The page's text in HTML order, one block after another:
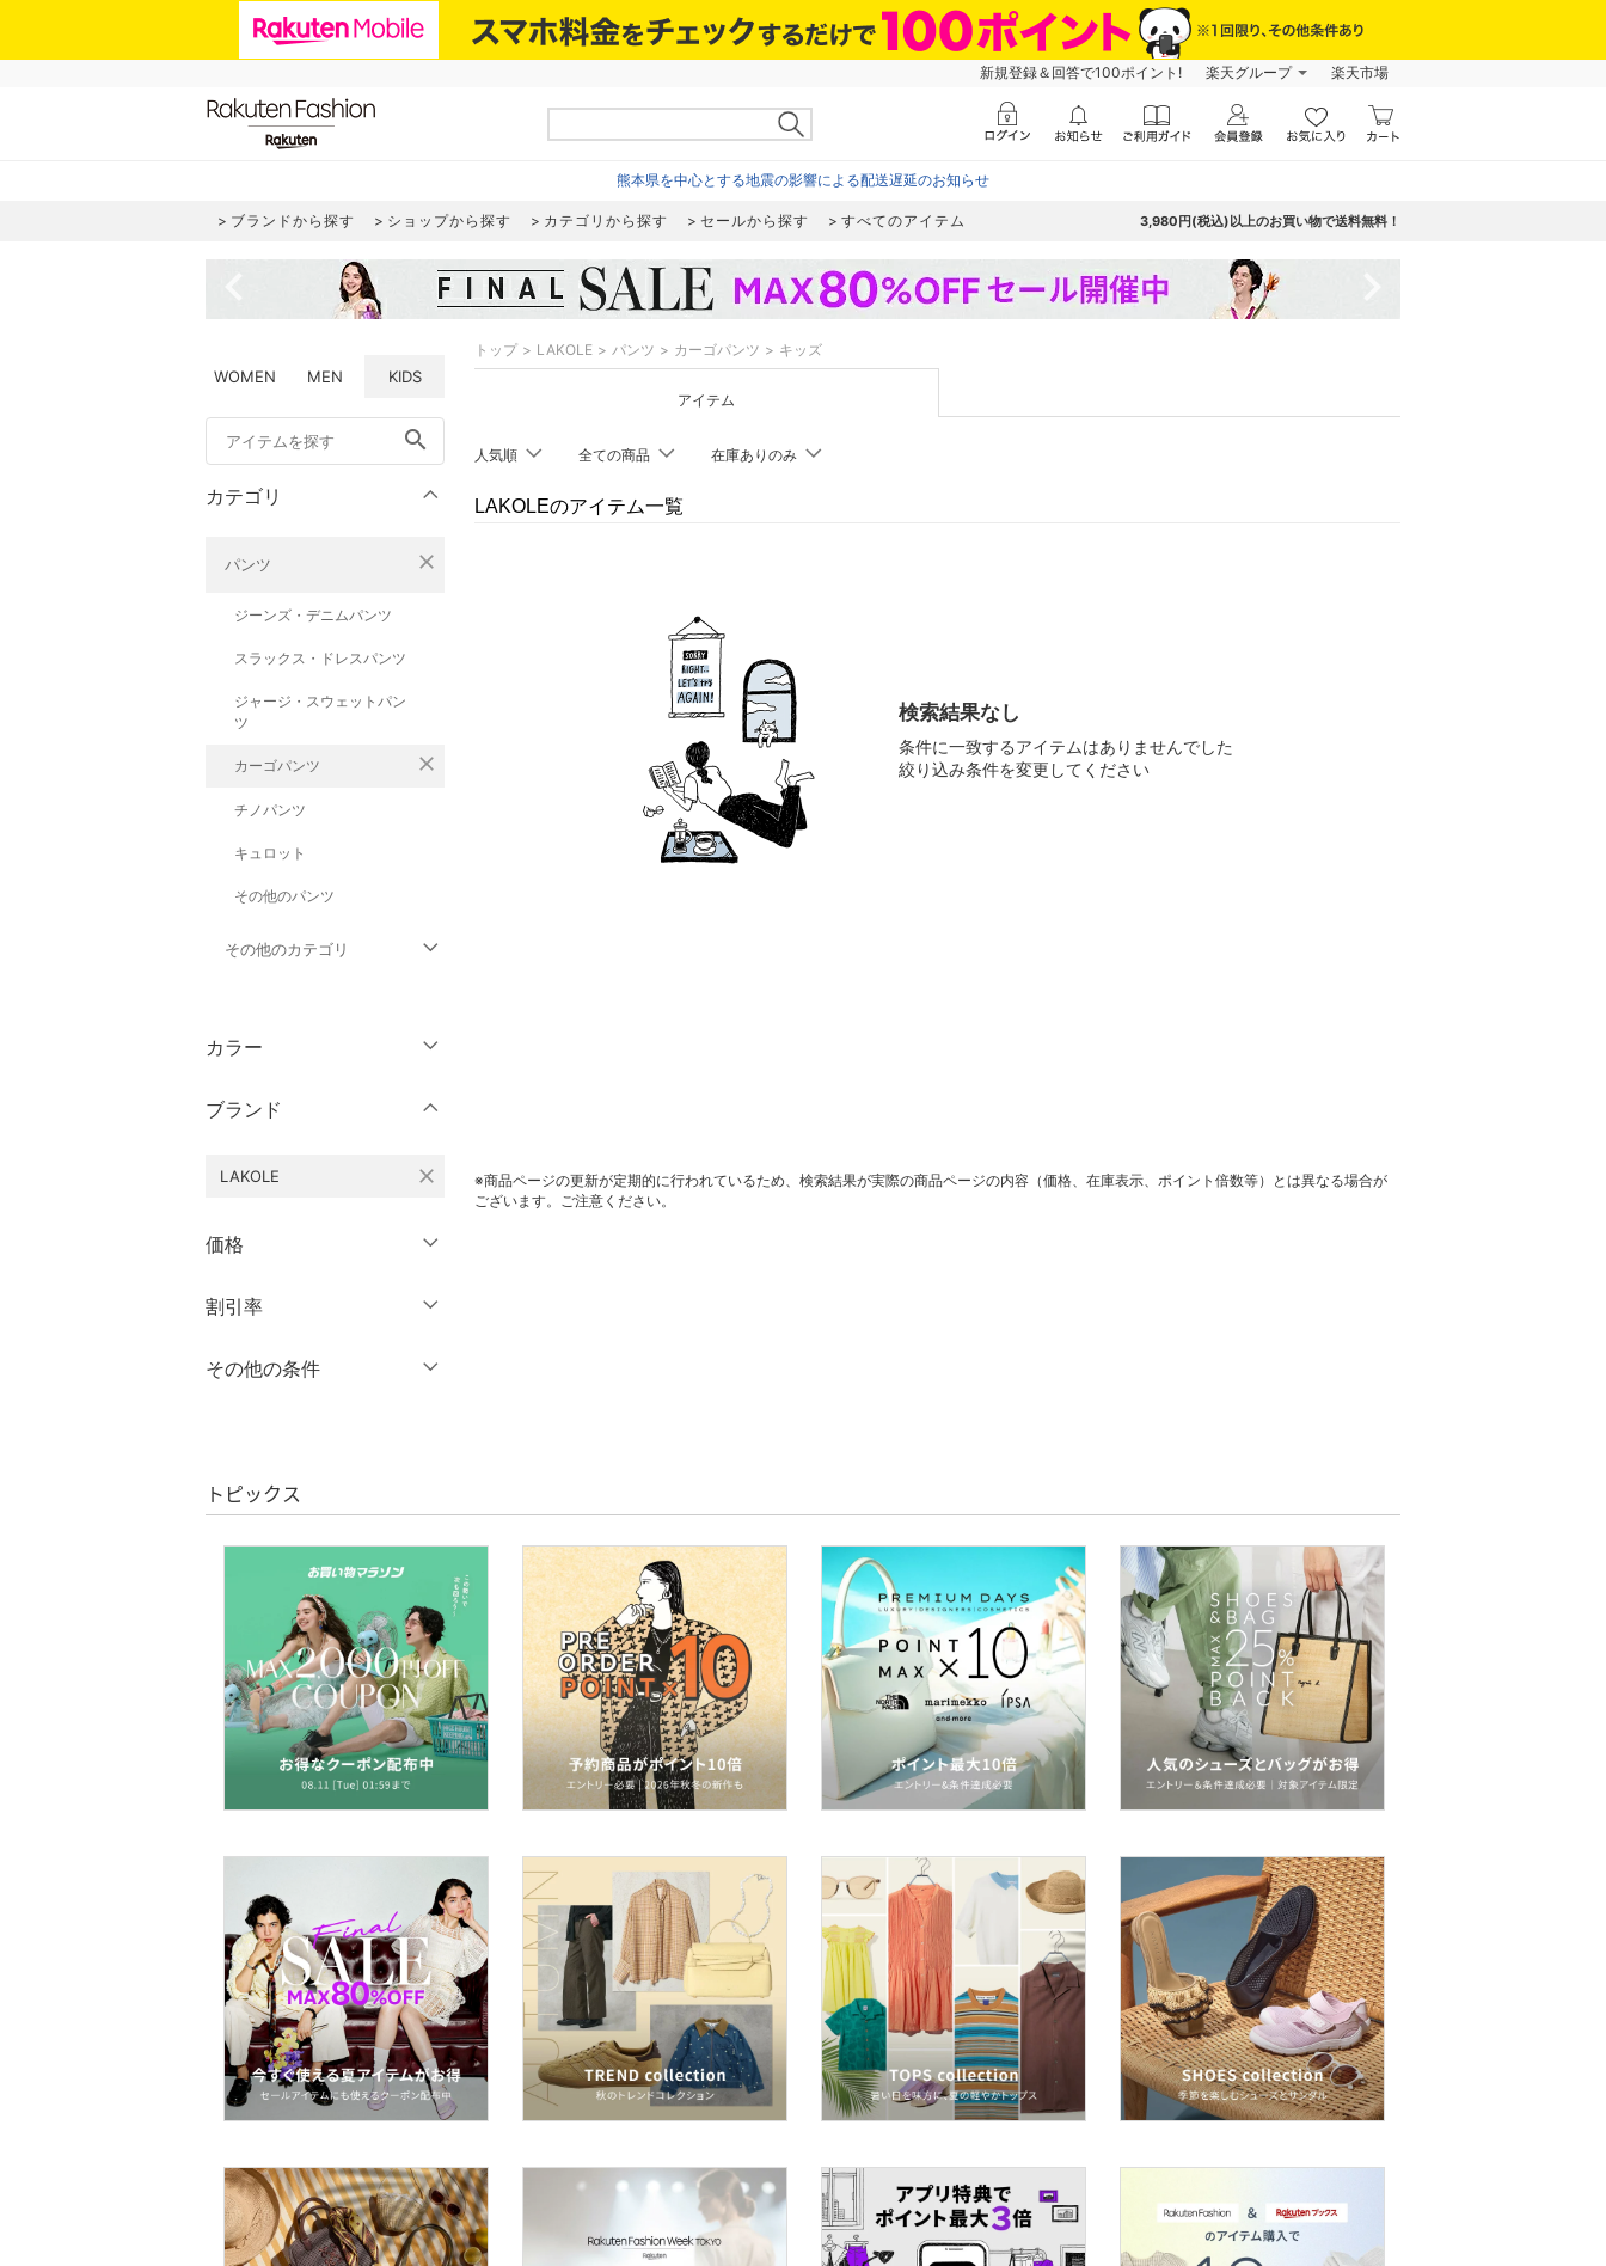
新規登録＆回答で100ポイント! 楽天グループ 楽天市場
熊本県を中心とする地震の影響による配送遅延のお知らせ
ブランドから探す ショップから探す カテゴリから探す セールから探す すべてのアイテム 3,980円(税込)以上のお買い物で送料無料！
WOMEN MEN KIDS
search
カテゴリ
パンツ close
ジーンズ・デニムパンツ
スラックス・ドレスパンツ
ジャージ・スウェットパン
ツ
カーゴパンツ close
チノパンツ
キュロット
その他のパンツ
その他のカテゴリ
ワンピース・ドレス
スカート
オールインワン・オーバ
ーオール
バッグ
シューズ・靴
アクセサリー・腕時計
財布・ポーチ・ケース
帽子
ヘアアクセサリー
マタニティウェア・ベビ
スーツ・フォーマル
水着・スイムグッズ
着物・浴衣・和装小物
スキンケア
ボディケア・オーラルケ
ヘアケア
食器・調理器具・キッチ
カラー
クリア
ブランド
LAKOLE close
価格
絞り込み
割引率
％OFF～ ％OFF
その他の条件
クリア 絞り込み
トップ LAKOLE パンツ カーゴパンツ キッズ
アイテム
人気順 全ての商品 在庫ありのみ
LAKOLEのアイテム一覧
検索結果なし
条件に一致するアイテムはありませんでした
絞り込み条件を変更してください
※商品ページの更新が定期的に行われているため、検索結果が実際の商品ページの内容（価格、在庫表示、ポイント倍数等）とは異なる場合が
ございます。ご注意ください。
トピックス